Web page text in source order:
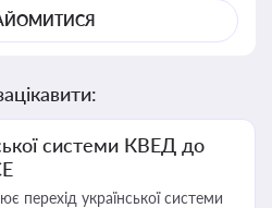
системи КВЕД до
перехід української системи